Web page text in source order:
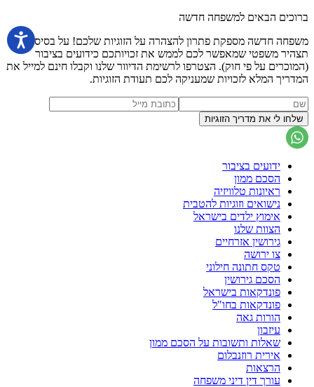
ברוכים הבאים למשפחה חדשה
משפחה חדשה מספקת פתרון להצהרה על הזוגיות שלכם! על בסיס
תצהיר משפטי שמאפשר לכם לממש את זכויותכם כידועים בציבור
(המוכרים על פי חוק). הצטרפו לרשימת הדיוור שלנו וקבלו חינם למייל את
המדריך המלא לזכויות שמעניקה לכם תעודת הזוגיות.
ידועים בציבור
הסכם ממון
ראיונות טלוויזיה
נישואים וזוגיות להטבית
אימוץ ילדים בישראל
הצוות שלנו
גירושין אזרחיים
צו ירושה
טקס חתונה חילוני
הסכם גירושין
פונדקאות בישראל
פונדקאות בחו"ל
הורות גאה
עיזבון
שאלות ותשובות על הסכם ממון
אירית רוזנבלום
הרצאות
עורך דין דיני משפחה